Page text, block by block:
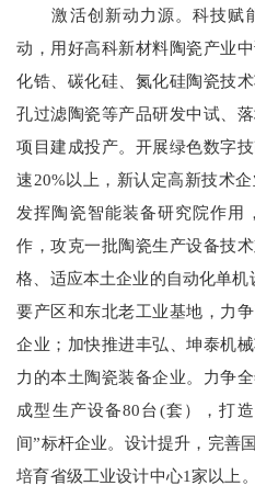
激活创新动力源。科技赋
动，用好高科新材料陶瓷产业
化锆、碳化硅、氮化硅陶瓷技
孔过滤陶瓷等产品研发中试、
项目建成投产。开展绿色数字
速20%以上，新认定高新技术
发挥陶瓷智能装备研究院作用
作，攻克一批陶瓷生产设备技
格、适应本土企业的自动化单
要产区和东北老工业基地，力
企业；加快推进丰弘、坤泰机
力的本土陶瓷装备企业。力争
成型生产设备80台(套），打
间”标杆企业。设计提升，完善
培育省级工业设计中心1家以上